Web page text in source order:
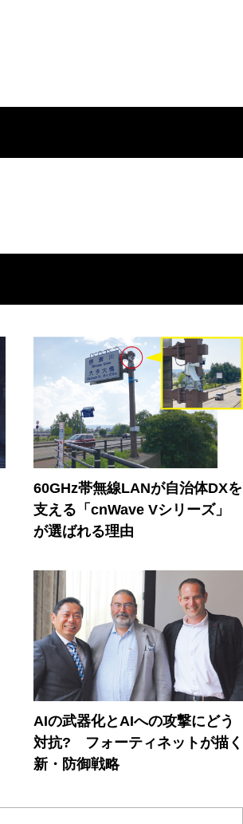
60GHz帯無線LANが自治体DXを
支える「cnWave Vシリーズ」
が選ばれる理由
AIの武器化とAIへの攻撃にどう
対抗? フォーティネットが描く
新・防御戦略